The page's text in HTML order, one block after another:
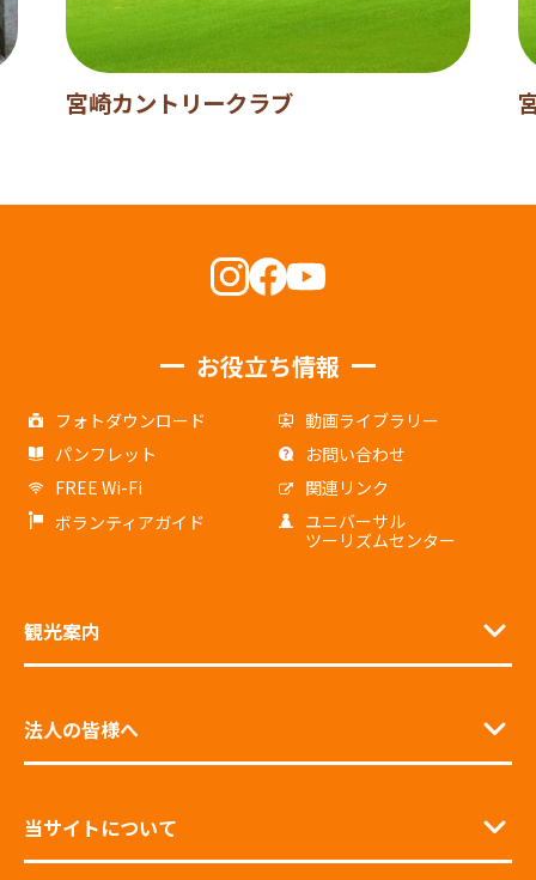
宮崎カントリークラブ
お役立ち情報
フォトダウンロード
動画ライブラリー
パンフレット
お問い合わせ
FREE Wi-Fi
関連リンク
ボランティアガイド
ユニバーサル
ツーリズムセンター
観光案内
法人の皆様へ
当サイトについて